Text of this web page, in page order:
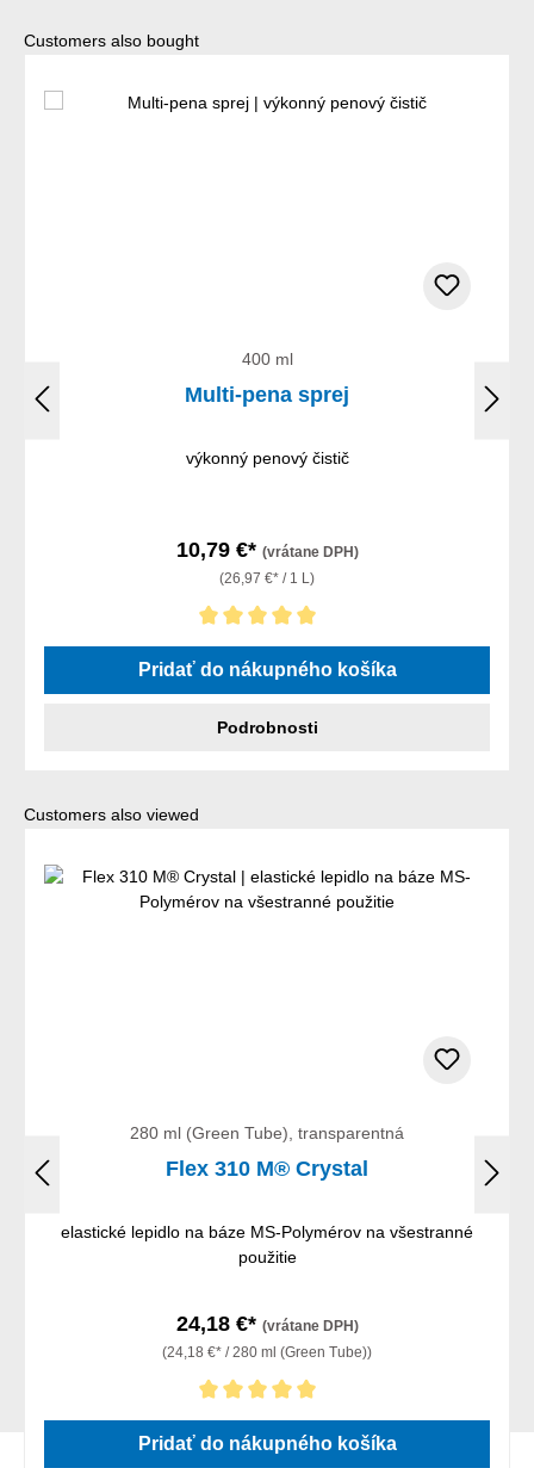
Preskočiť galériu produktov
Customers also bought
400 ml
Multi-pena sprej
výkonný penový čistič
10,79 €* (vrátane DPH)
(26,97 €* / 1 L)
Priemerné hodnotenie 5 z 5 hviezdičiek
Pridať do nákupného košíka
Podrobnosti
Preskočiť galériu produktov
Customers also viewed
280 ml (Green Tube), transparentná
Flex 310 M® Crystal
elastické lepidlo na báze MS-Polymérov na všestranné
použitie
24,18 €* (vrátane DPH)
(24,18 €* / 280 ml (Green Tube))
Priemerné hodnotenie 5 z 5 hviezdičiek
Pridať do nákupného košíka